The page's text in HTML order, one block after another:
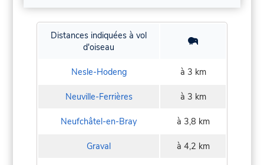
Distances indiquées à vol
d'oiseau
Nesle-Hodeng à 3 km
Neuville-Ferrières à 3 km
Neufchâtel-en-Bray à 3,8 km
Graval à 4,2 km